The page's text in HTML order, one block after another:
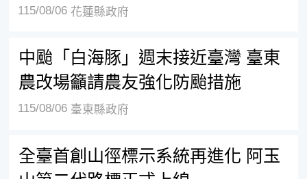
115/08/06 花蓮縣政府
中颱「白海豚」週末接近臺灣 臺東
農改場籲請農友強化防颱措施
115/08/06 臺東縣政府
全臺首創山徑標示系統再進化 阿玉